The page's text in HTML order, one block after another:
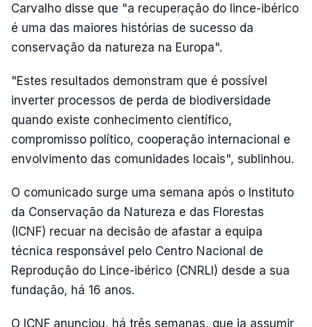
Carvalho disse que "a recuperação do lince-ibérico
é uma das maiores histórias de sucesso da
conservação da natureza na Europa".
"Estes resultados demonstram que é possível
inverter processos de perda de biodiversidade
quando existe conhecimento científico,
compromisso político, cooperação internacional e
envolvimento das comunidades locais", sublinhou.
O comunicado surge uma semana após o Instituto
da Conservação da Natureza e das Florestas
(ICNF) recuar na decisão de afastar a equipa
técnica responsável pelo Centro Nacional de
Reprodução do Lince-ibérico (CNRLI) desde a sua
fundação, há 16 anos.
O ICNF anunciou, há três semanas, que ia assumir